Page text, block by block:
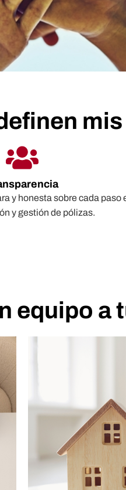
y honesta sobre cada paso
y gestión de pólizas.
equipo a